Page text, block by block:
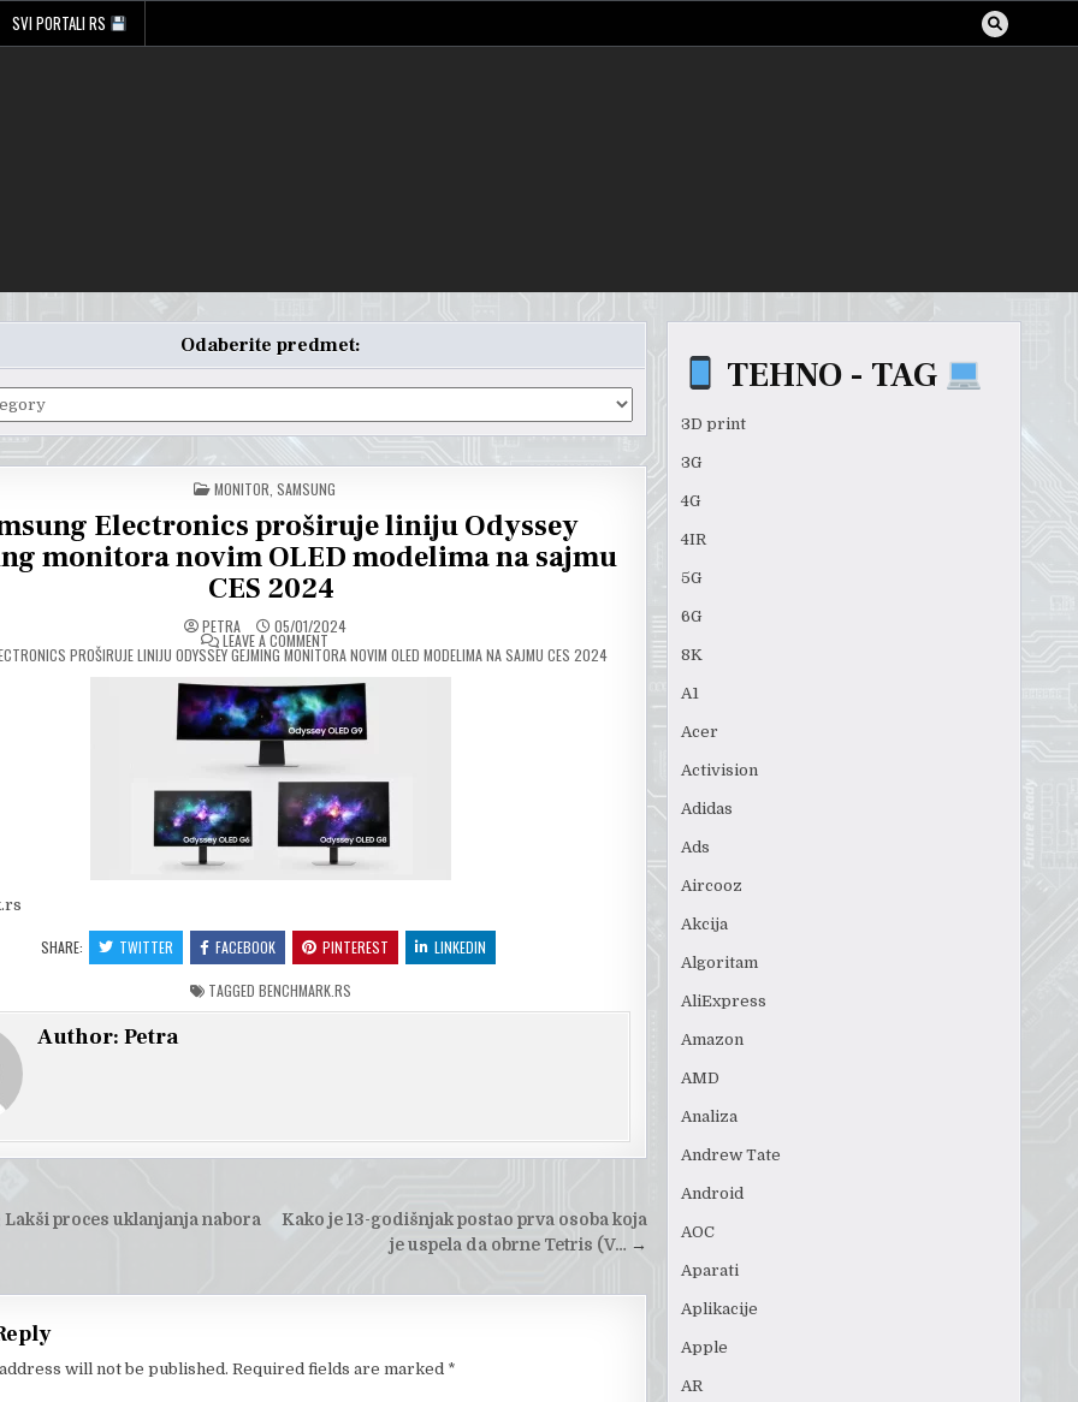
SVI PORTALI RS
Odaberite predmet:
POSTED
IN
MONITOR ,SAMSUNG
Electronics proširuje liniju Odyssey
monitora novim OLED modelima na sajmu
CES 2024
PETRA 05/01/2024
LEAVE A COMMENTON
PROŠIRUJE LINIJU ODYSSEY GEJMING MONITORA NOVIM OLED MODELIMA NA SAJMU CES 2024
SHARE: TWITTER FACEBOOK PINTEREST LINKEDIN
TAGGEDBENCHMARK.RS
Author: Petra
Kako je 13-godišnjak postao prva osoba koja
je uspela da obrne Tetris (V… →
Lakši proces uklanjanja nabora
will not be published. Required fields are marked *
TEHNO - TAG
3D print
3G
4G
4IR
5G
6G
8K
A1
Acer
Activision
Adidas
Ads
Aircooz
Akcija
Algoritam
AliExpress
Amazon
AMD
Analiza
Andrew Tate
Android
AOC
Aparati
Aplikacije
Apple
AR